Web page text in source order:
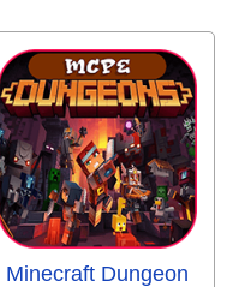
Minecraft Dungeon